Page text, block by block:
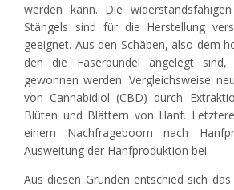
werden kann. Die
Stängels sind für die Herstellung
geeignet. Aus den Schäben, also dem
den die Faserbündel angelegt sind,
gewonnen werden. Vergleichsweise
von Cannabidiol (CBD) durch
Blüten und Blättern von Hanf.
einem Nachfrageboom nach
Ausweitung der Hanfproduktion bei.
Aus diesen Gründen entschied sich